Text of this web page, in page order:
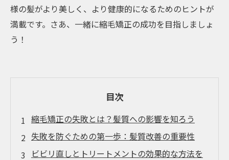
様の髪がより美しく、より健康的になるためのヒントが
満載です。さあ、一緒に縮毛矯正の成功を目指しましょ
う！
目次
縮毛矯正の失敗とは？髪質への影響を知ろう
失敗を防ぐための第一歩：髪質改善の重要性
ビビリ直しとトリートメントの効果的な方法を